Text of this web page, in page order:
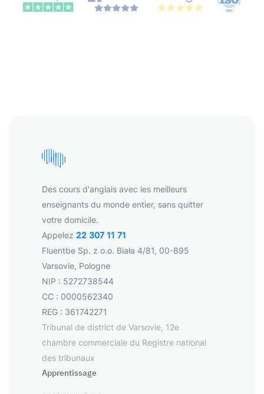
Des cours d'anglais avec les meilleurs
enseignants du monde entier, sans quitter
votre domicile.
Appelez 22 307 11 71
Fluentbe Sp. z o.o. Biała 4/81, 00-895
Varsovie, Pologne
NIP : 5272738544
CC : 0000562340
REG : 361742271
Tribunal de district de Varsovie, 12e
chambre commerciale du Registre national
des tribunaux
Apprentissage